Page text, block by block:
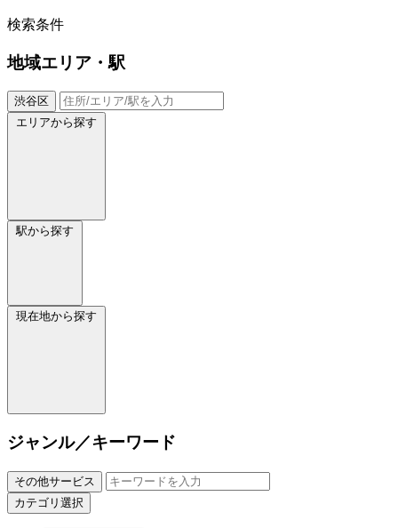
検索条件
地域エリア・駅
渋谷区
エリアから探す
駅から探す
現在地から探す
ジャンル／キーワード
その他サービス
カテゴリ選択